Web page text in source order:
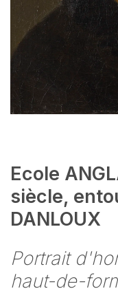
Ecole
siècle,
DANLOUX
Portrait
haut-de-